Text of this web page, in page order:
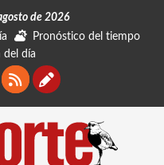
de 2026
Pronóstico del tiempo
del día
RSSContáctanos